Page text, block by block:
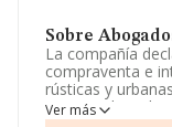
Sobre
La compañía
compraventa e
rústicas y
mismas de toda
Ver más